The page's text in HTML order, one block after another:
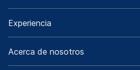
Experiencia
Acerca de nosotros